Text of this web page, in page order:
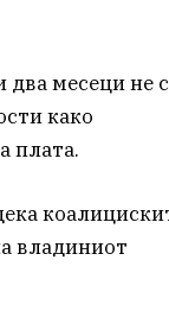
два месеци не
како
плата.
владиниот